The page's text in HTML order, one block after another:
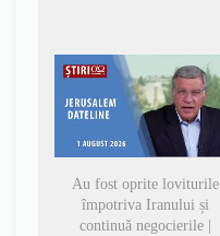
Au fost oprite loviturile
împotriva Iranului și
continuă negocierile |